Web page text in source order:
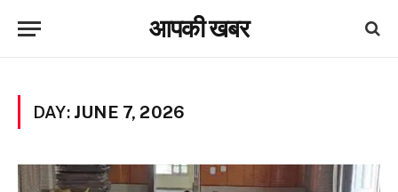
आपकी खबर
DAY: JUNE 7, 2026